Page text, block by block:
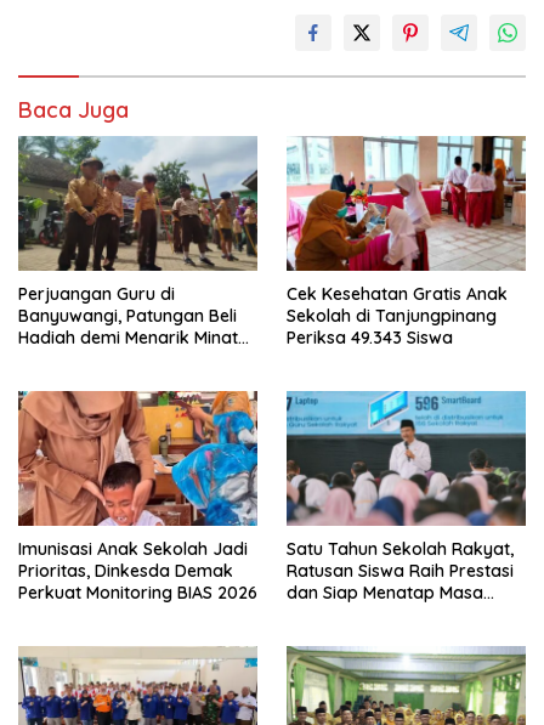
Baca Juga
Perjuangan Guru di
Banyuwangi, Patungan Beli
Hadiah demi Menarik Minat
Cek Kesehatan Gratis Anak
Sekolah di Tanjungpinang
Periksa 49.343 Siswa
Imunisasi Anak Sekolah Jadi
Prioritas, Dinkesda Demak
Perkuat Monitoring BIAS 2026
Satu Tahun Sekolah Rakyat,
Ratusan Siswa Raih Prestasi
dan Siap Menatap Masa